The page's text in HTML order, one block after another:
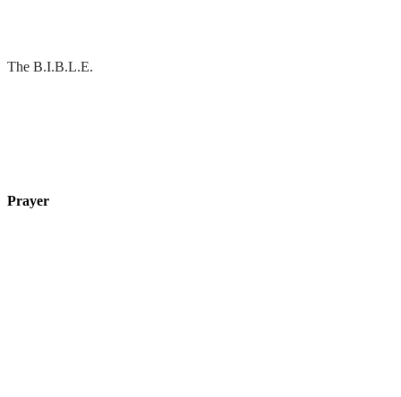
The B.I.B.L.E.
Prayer